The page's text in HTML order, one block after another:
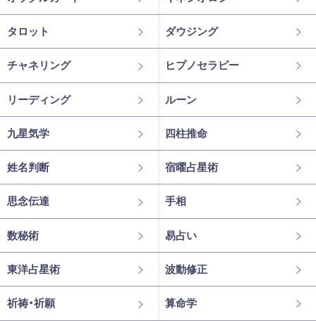
タロット ダウジング
チャネリング ヒプノセラピー
リーディング ルーン
九星気学 四柱推命
姓名判断 宿曜占星術
思念伝達 手相
数秘術 易占い
東洋占星術 波動修正
祈祷・祈願 算命学